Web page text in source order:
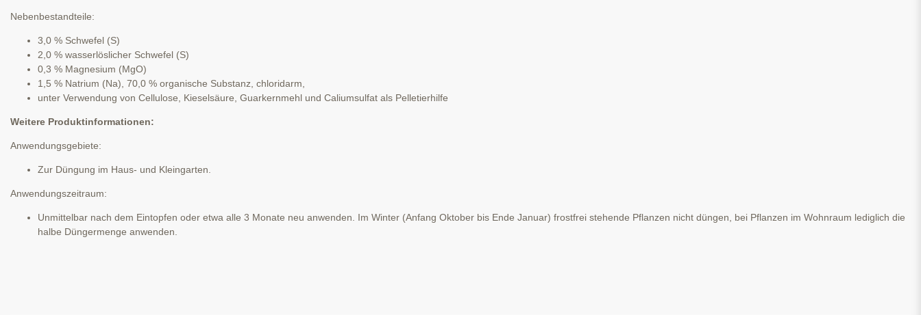
Nebenbestandteile:
3,0 % Schwefel (S)
2,0 % wasserlöslicher Schwefel (S)
0,3 % Magnesium (MgO)
1,5 % Natrium (Na), 70,0 % organische Substanz, chloridarm,
unter Verwendung von Cellulose, Kieselsäure, Guarkernmehl und Caliumsulfat als Pelletierhilfe
Weitere Produktinformationen:
Anwendungsgebiete:
Zur Düngung im Haus- und Kleingarten.
Anwendungszeitraum:
Unmittelbar nach dem Eintopfen oder etwa alle 3 Monate neu anwenden. Im Winter (Anfang Oktober bis Ende Januar) frostfrei stehende Pflanzen nicht düngen, bei Pflanzen im Wohnraum lediglich die
halbe Düngermenge anwenden.